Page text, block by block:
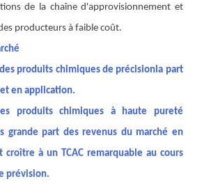
de la chaîne d'approvisionnement et
producteurs à faible coût.
produits chimiques de précision la part
en application.
produits chimiques à haute pureté
grande part des revenus du marché en
à un TCAC remarquable au cours
prévision.